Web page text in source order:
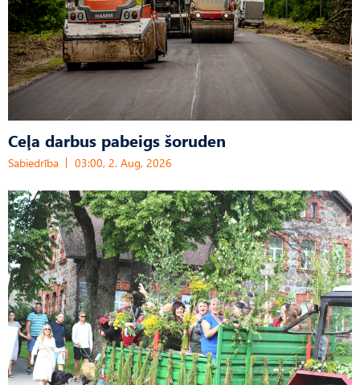
Ceļa darbus pabeigs šoruden
Sabiedrība 03:00, 2. Aug, 2026